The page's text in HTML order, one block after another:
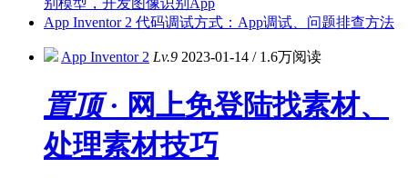
别模型，开发图像识别App
App Inventor 2 代码调试方式：App调试、问题排查方法
App Inventor 2 Lv.9 2023-01-14 /1.6万阅读
置顶· 网上免登陆找素材、
处理素材技巧